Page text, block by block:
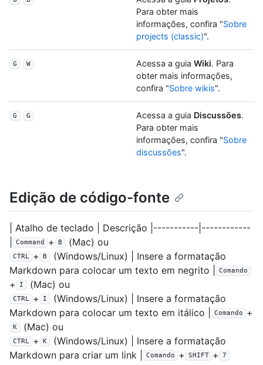
Para obter mais
informações, confira "Sobre
projects (classic)".
G W Acessa a guia Wiki. Para
obter mais informações,
confira "Sobre wikis".
G G Acessa a guia Discussões.
Para obter mais
informações, confira "Sobre
discussões".
Edição de código-fonte
| Atalho de teclado | Descrição |-----------|------------
Command + B (Mac) ou
CTRL + B
(Windows/Linux) | Insere a formatação
Markdown para colocar um texto em negrito |
Comando
+ I (Mac) ou
CTRL + I
(Windows/Linux) | Insere a formatação
Markdown para colocar um texto em itálico |
Comando +
K (Mac) ou
CTRL + K
(Windows/Linux) | Insere a formatação
Markdown para criar um link |
Comando + SHIFT + 7